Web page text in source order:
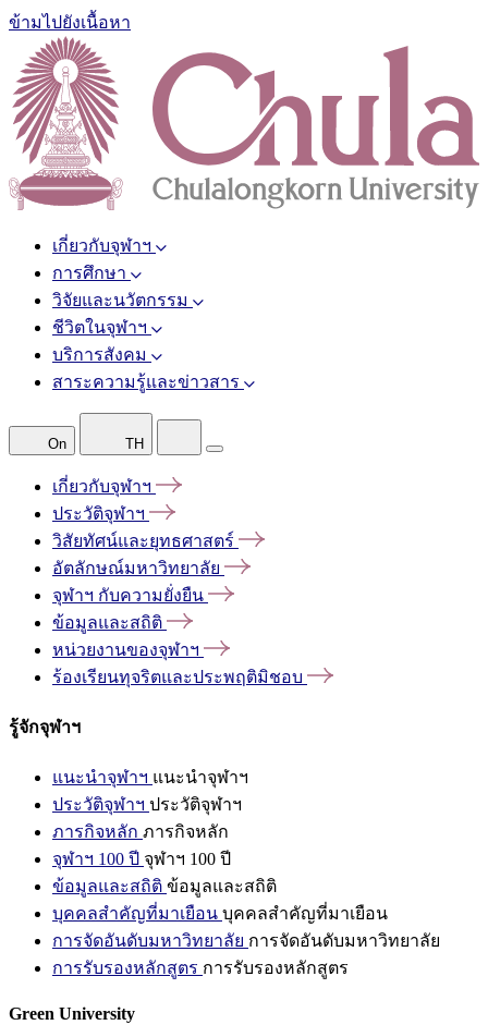
ข้ามไปยังเนื้อหา
เกี่ยวกับจุฬาฯ
การศึกษา
วิจัยและนวัตกรรม
ชีวิตในจุฬาฯ
บริการสังคม
สาระความรู้และข่าวสาร
On TH
เกี่ยวกับจุฬาฯ
ประวัติจุฬาฯ
วิสัยทัศน์และยุทธศาสตร์
อัตลักษณ์มหาวิทยาลัย
จุฬาฯ กับความยั่งยืน
ข้อมูลและสถิติ
หน่วยงานของจุฬาฯ
ร้องเรียนทุจริตและประพฤติมิชอบ
รู้จักจุฬาฯ
แนะนำจุฬาฯ แนะนำจุฬาฯ
ประวัติจุฬาฯ ประวัติจุฬาฯ
ภารกิจหลัก ภารกิจหลัก
จุฬาฯ 100 ปี จุฬาฯ 100 ปี
ข้อมูลและสถิติ ข้อมูลและสถิติ
บุคคลสำคัญที่มาเยือน บุคคลสำคัญที่มาเยือน
การจัดอันดับมหาวิทยาลัย การจัดอันดับมหาวิทยาลัย
การรับรองหลักสูตร การรับรองหลักสูตร
Green University